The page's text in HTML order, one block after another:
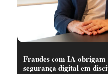
Fraudes com IA
segurança digital em